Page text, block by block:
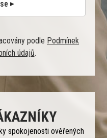
podle Podmínek
údajů.
spokojenosti ověřených